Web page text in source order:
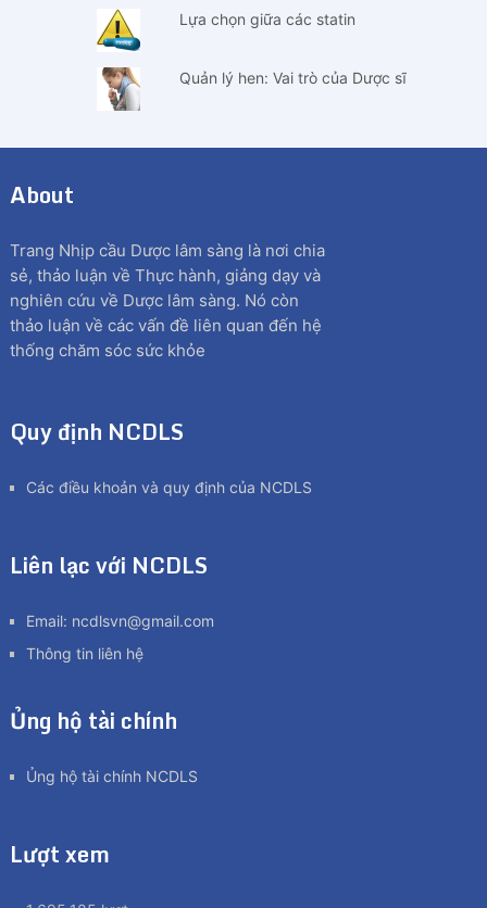
Lựa chọn giữa các statin
Quản lý hen: Vai trò của Dược sĩ
About
Trang Nhịp cầu Dược lâm sàng là nơi chia
sẻ, thảo luận về Thực hành, giảng dạy và
nghiên cứu về Dược lâm sàng. Nó còn
thảo luận về các vấn đề liên quan đến hệ
thống chăm sóc sức khỏe
Quy định NCDLS
Các điều khoản và quy định của NCDLS
Liên lạc với NCDLS
Email: ncdlsvn@gmail.com
Thông tin liên hệ
Ủng hộ tài chính
Ủng hộ tài chính NCDLS
Lượt xem